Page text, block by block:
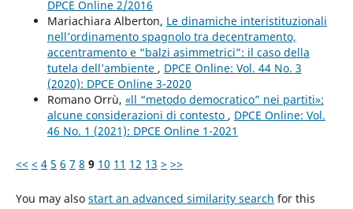
DPCE Online 2/2016
Mariachiara Alberton, Le dinamiche interistituzionali
nell’ordinamento spagnolo tra decentramento,
accentramento e “balzi asimmetrici”: il caso della
tutela dell’ambiente , DPCE Online: Vol. 44 No. 3
(2020): DPCE Online 3-2020
Romano Orrù, «ll “metodo democratico” nei partiti»:
alcune considerazioni di contesto , DPCE Online: Vol.
46 No. 1 (2021): DPCE Online 1-2021
<< < 4 5 6 7 8 9 10 11 12 13 > >>
You may also start an advanced similarity search for this